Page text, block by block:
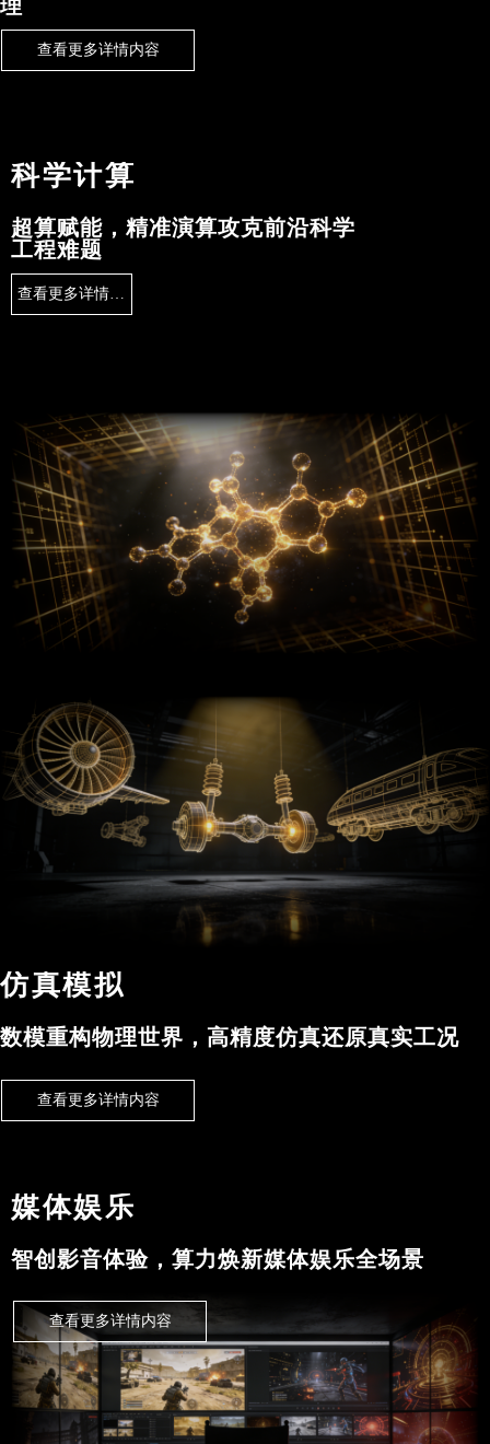
理
查看更多详情内容
科学计算
超算赋能，精准演算攻克前沿科学
工程难题
查看更多详情内容
仿真模拟
数模重构物理世界，高精度仿真还原真实工况
查看更多详情内容
媒体娱乐
智创影音体验，算力焕新媒体娱乐全场景
查看更多详情内容